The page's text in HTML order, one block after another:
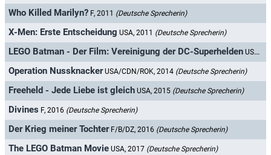
Who Killed Marilyn? F, 2011 (Deutsche Sprecherin)
X-Men: Erste Entscheidung USA, 2011 (Deutsche Sprecherin)
LEGO Batman - Der Film: Vereinigung der DC-Superhelden USA/GB, 2013
Operation Nussknacker USA/CDN/ROK, 2014 (Deutsche Sprecherin)
Freeheld - Jede Liebe ist gleich USA, 2015 (Deutsche Sprecherin)
Divines F, 2016 (Deutsche Sprecherin)
Der Krieg meiner Tochter F/B/DZ, 2016 (Deutsche Sprecherin)
The LEGO Batman Movie USA, 2017 (Deutsche Sprecherin)